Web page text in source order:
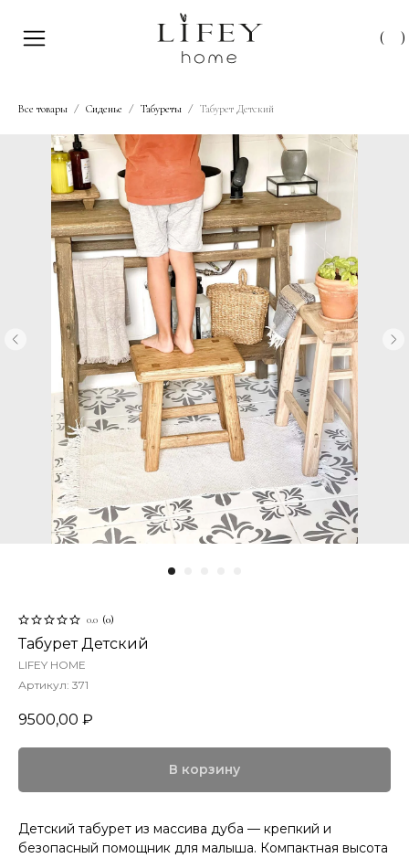
( )
Все товары Сиденье Табуреты Табурет Детский
0.0 (0)
Табурет Детский
LIFEY HOME
Артикул: 371
9500,00 ₽
В корзину
Детский табурет из массива дуба — крепкий и
безопасный помощник для малыша. Компактная высота